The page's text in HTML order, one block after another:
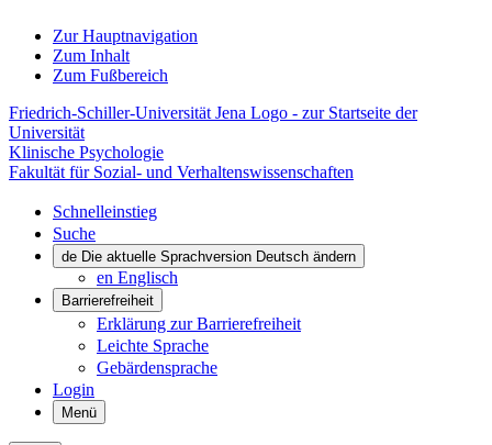
Zur Hauptnavigation
Zum Inhalt
Zum Fußbereich
Friedrich-Schiller-Universität Jena Logo - zur Startseite der
Universität
Klinische Psychologie
Fakultät für Sozial- und Verhaltenswissenschaften
Schnelleinstieg
Suche
de Die aktuelle Sprachversion Deutsch ändern
en Englisch
Barrierefreiheit
Erklärung zur Barrierefreiheit
Leichte Sprache
Gebärdensprache
Login
Menü